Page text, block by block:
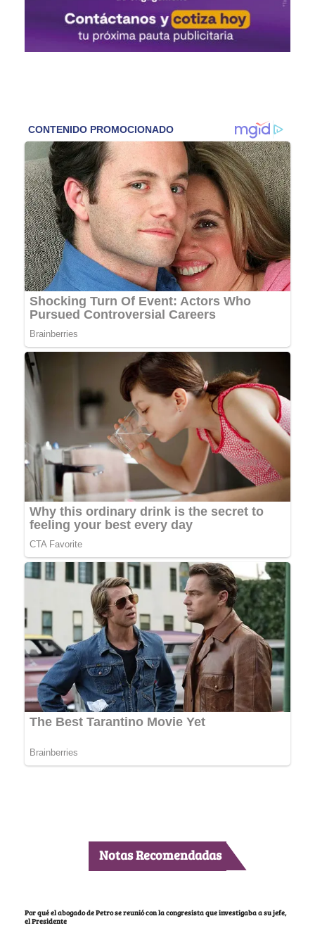
Notas Recomendadas
Por qué el abogado de Petro se reunió con la congresista que investigaba a su jefe,
el Presidente